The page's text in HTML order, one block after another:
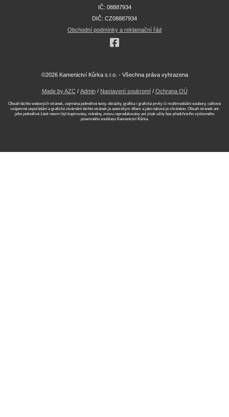
IČ: 08887934
DIČ: CZ08887934
Obchodní podmínky a reklamační řád
©2026 Kamenictví Kůrka s.r.o. - Všechna práva vyhrazena
Made by AZC/ Admin/ Nastavení soukromí/ Ochrana OÚ
Obsah těchto webových stránek, zejména jednotlivé texty, obrázky, grafika i grafické prvky či multimediální soubory, celkové
vzájemné uspořádání a grafické ztvárnění těchto stránek je autorským dílem a jako takové je chráněno. Obsah stránek ani
jeho jednotlivé části nesmí být kopírovány, měněny, znovu reprodukovány ani jinak užity bez předchozího výslovného
písemného souhlasu Kamenictví Kůrka.